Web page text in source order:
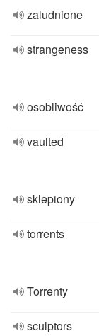
zaludnione
strangeness
osobliwość
vaulted
sklepiony
torrents
Torrenty
sculptors